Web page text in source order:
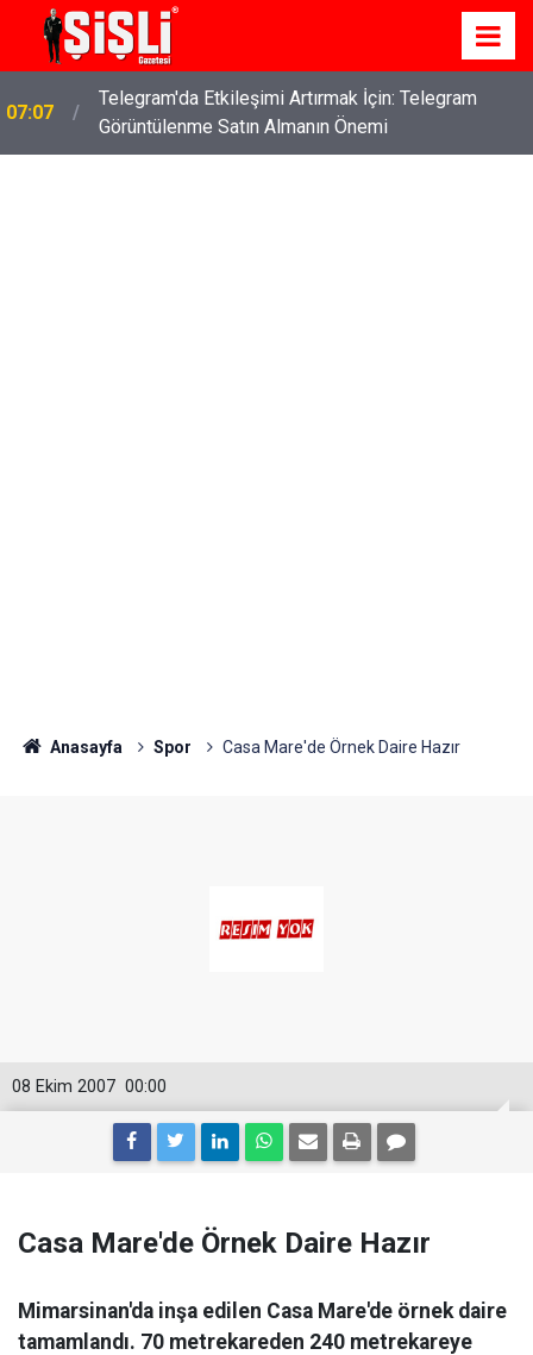
07:07
Telegram'da Etkileşimi Artırmak İçin: Telegram
Görüntülenme Satın Almanın Önemi
Anasayfa Spor Casa Mare'de Örnek Daire Hazır
00:00
08 Ekim 2007
Casa Mare'de Örnek Daire Hazır
Mimarsinan'da inşa edilen Casa Mare'de örnek daire
tamamlandı. 70 metrekareden 240 metrekareye